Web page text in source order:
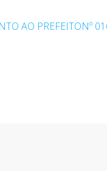
AO PREFEITONº